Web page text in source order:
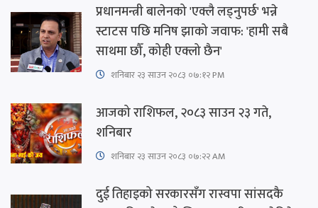
प्रधानमन्त्री बालेनको 'एक्लै लड्नुपर्छ' भन्ने
स्टाटस पछि मनिष झाको जवाफ: 'हामी सबै
साथमा छौँ, कोही एक्लो छैन'
शनिबार २३ साउन २०८३ ०७:१२ PM
आजको राशिफल, २०८३ साउन २३ गते,
शनिबार
शनिबार २३ साउन २०८३ ०७:२२ AM
दुई तिहाइको सरकारसँग रास्वपा सांसदकै